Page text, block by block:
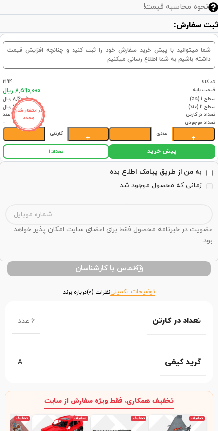
نحوه محاسبه قیمت!
ثبت سفارش:
شما میتوانید با پیش خرید سفارش خود را ثبت کنید و چنانچه افزایش قیمت
داشته باشیم به شما اطلاع رسانی میکنیم
در انتظار شارژ
مجدد
کد کالا:
2194
قیمت پایه:
8,590,000 ریال
سطح 1 (۵٪)
8,160,500 ریال
سطح 2 (۱۰٪)
7,731,000 ریال
تعداد در کارتن
6عدد
تعداد موجودی
-
+
عددی
−
+
کارتنی
−
پیش خرید تعداد:1
به من از طریق پیامک اطلاع بده
زمانی که محصول موجود شد
عضویت در خبرنامه محصول فقط برای اعضای سایت امکان پذیر خواهد
بود.
تماس با کارشناسان
توضیحات تکمیلینظرات (0) درباره برند
تعداد در کارتن 6 عدد
گرید کیفی A
تخفیف همکاری، فقط ویژه سفارش از سایت
تخفیف تخفیف تخفیف تخفیف